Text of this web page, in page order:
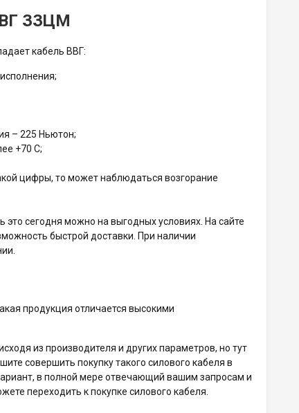
ЗЗЦМ
кабель ВВГ:
– 225 Ньютон;
+70 С;
цифры, то может наблюдаться возгорание
сегодня можно на выгодных условиях. На сайте
быстрой доставки. При наличии
продукция отличается высокими
из производителя и других параметров, но тут
совершить покупку такого силового кабеля в
в полной мере отвечающий вашим запросам и
переходить к покупке силового кабеля.